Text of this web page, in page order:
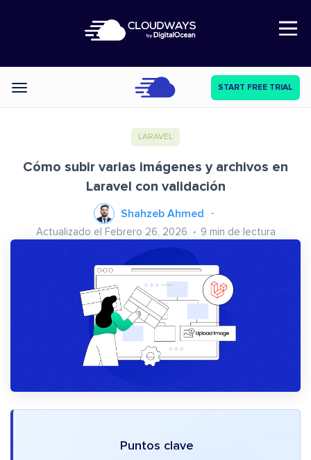
Open Nav
Categories START FREE TRIAL
LARAVEL
Cómo subir varias imágenes y archivos en
Laravel con validación
Shahzeb Ahmed
Actualizado el Febrero 26, 2026 9 min de lectura
Puntos clave